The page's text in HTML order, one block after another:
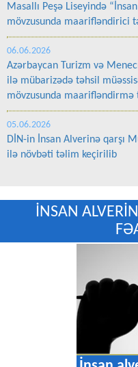
Masallı Peşə Liseyində
mövzusunda maarifləndirici
06.06.2026
Azərbaycan Turizm və
ilə mübarizədə təhsil
mövzusunda
05.06.2026
DİN-in İnsan Alverinə qarşı
ilə növbəti təlim keçirilib
İNSAN